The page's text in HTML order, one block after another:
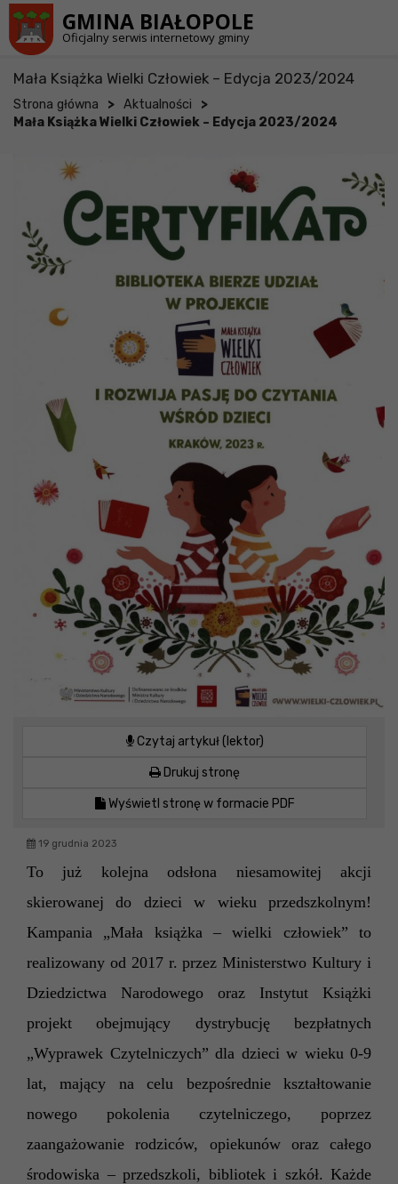
GMINA BIAŁOPOLE
Oficjalny serwis internetowy gminy
Mała Książka Wielki Człowiek – Edycja 2023/2024
Strona główna > Aktualności >
Mała Książka Wielki Człowiek – Edycja 2023/2024
Czytaj artykuł (lektor)
Drukuj stronę
Wyświetl stronę w formacie PDF
19 grudnia 2023
To już kolejna odsłona niesamowitej akcji
skierowanej do dzieci w wieku przedszkolnym!
Kampania „Mała książka – wielki człowiek” to
realizowany od 2017 r. przez Ministerstwo Kultury i
Dziedzictwa Narodowego oraz Instytut Książki
projekt obejmujący dystrybucję bezpłatnych
„Wyprawek Czytelniczych” dla dzieci w wieku 0-9
lat, mający na celu bezpośrednie kształtowanie
nowego pokolenia czytelniczego, poprzez
zaangażowanie rodziców, opiekunów oraz całego
środowiska – przedszkoli, bibliotek i szkół. Każde